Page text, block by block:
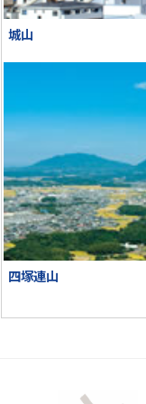
城山
四塚連山